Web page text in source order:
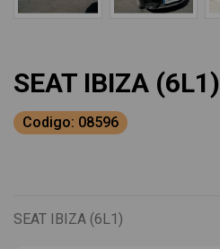
SEAT IBIZA (6L1)
Codigo: 08596
SEAT IBIZA (6L1)